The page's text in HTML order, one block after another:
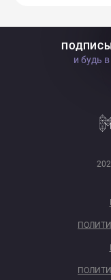
и будь